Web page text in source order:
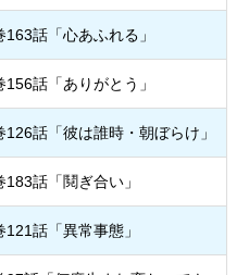
163話「心あふれる」
156話「ありがとう」
126話「彼は誰時・朝ぼらけ」
183話「鬩ぎ合い」
121話「異常事態」